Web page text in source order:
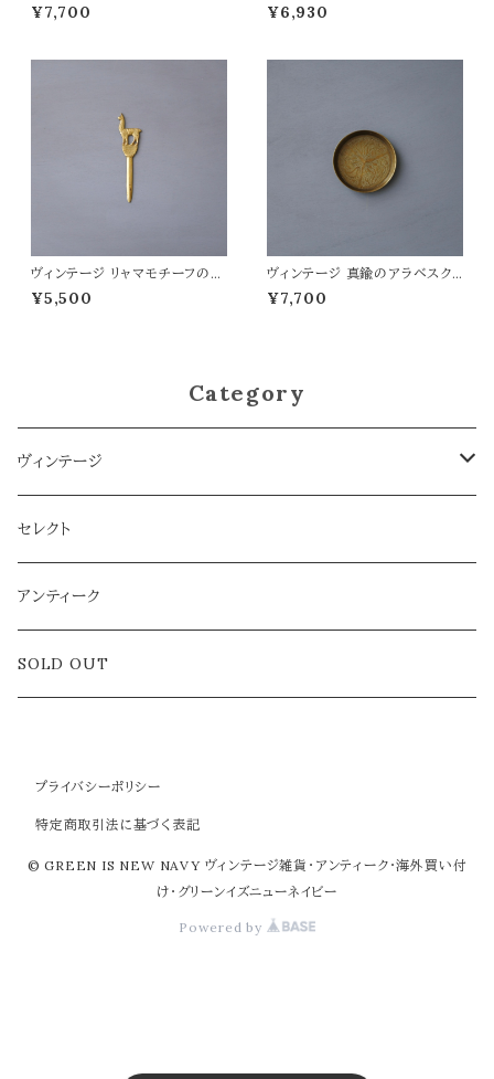
べら
¥7,700
シュトレイ
¥6,930
ヴィンテージ リャマモチーフのペ
ーパーナイフ
¥5,500
ヴィンテージ 真鍮のアラベスクト
レイ
¥7,700
Category
ヴィンテージ
雑貨
アクセサリー
ラグ
セレクト
アンティーク
SOLD OUT
プライバシーポリシー
特定商取引法に基づく表記
© GREEN IS NEW NAVY ヴィンテージ雑貨・アンティーク・海外買い付
け・グリーンイズニューネイビー
Powered by